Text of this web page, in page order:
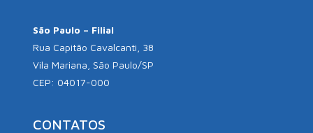
São Paulo – Filial
Rua Capitão Cavalcanti, 38
Vila Mariana, São Paulo/SP
CEP: 04017-000
CONTATOS